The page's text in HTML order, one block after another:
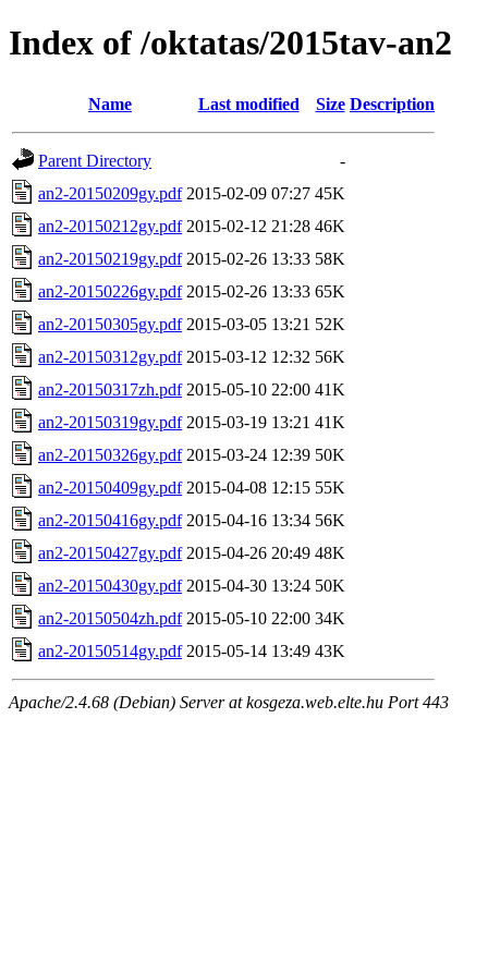
Index of /oktatas/2015tav-an2
Name Last modified Size Description
Parent Directory
-
an2-20150209gy.pdf 2015-02-09 07:27 45K
an2-20150212gy.pdf 2015-02-12 21:28 46K
an2-20150219gy.pdf 2015-02-26 13:33 58K
an2-20150226gy.pdf 2015-02-26 13:33 65K
an2-20150305gy.pdf 2015-03-05 13:21 52K
an2-20150312gy.pdf 2015-03-12 12:32 56K
an2-20150317zh.pdf 2015-05-10 22:00 41K
an2-20150319gy.pdf 2015-03-19 13:21 41K
an2-20150326gy.pdf 2015-03-24 12:39 50K
an2-20150409gy.pdf 2015-04-08 12:15 55K
an2-20150416gy.pdf 2015-04-16 13:34 56K
an2-20150427gy.pdf 2015-04-26 20:49 48K
an2-20150430gy.pdf 2015-04-30 13:24 50K
an2-20150504zh.pdf 2015-05-10 22:00 34K
an2-20150514gy.pdf 2015-05-14 13:49 43K
Apache/2.4.68 (Debian) Server at kosgeza.web.elte.hu Port 443